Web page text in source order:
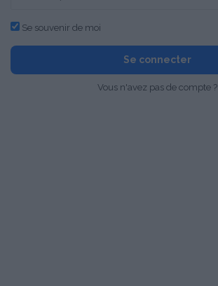
Se souvenir de moi
Se connecter
Vous n'avez pas de compte ?